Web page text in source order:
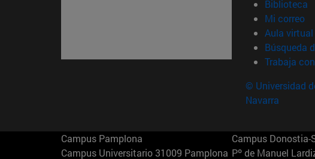
Biblioteca
Mi correo
Aula virtual
Búsqueda
Trabaja
© Universidad
Navarra
Campus Pamplona
Campus Universitario 31009 Pamplona
Campus Donostia-
Pº de Manuel